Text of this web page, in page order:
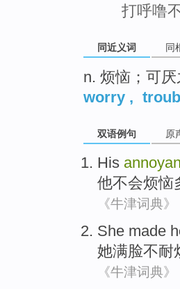
打呼噜
同近义词 同
n. 烦恼；可
worry ,
双语例句 原
His
他不会烦恼
《牛津词典》
She made
她满脸不耐
《牛津词典》